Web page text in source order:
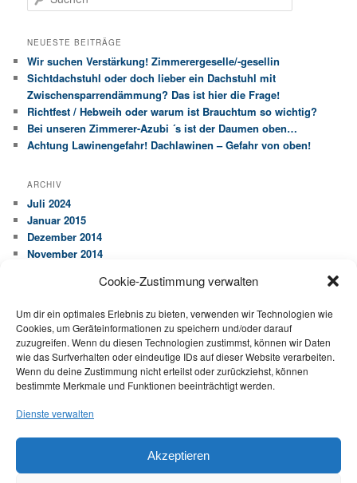
Cookie-Zustimmung verwalten
Um dir ein optimales Erlebnis zu bieten, verwenden wir Technologien wie
Cookies, um Geräteinformationen zu speichern und/oder darauf
zuzugreifen. Wenn du diesen Technologien zustimmst, können wir Daten
wie das Surfverhalten oder eindeutige IDs auf dieser Website verarbeiten.
Wenn du deine Zustimmung nicht erteilst oder zurückziehst, können
bestimmte Merkmale und Funktionen beeinträchtigt werden.
Dienste verwalten
Akzeptieren
u
h
n
NEUESTE BEITRÄGE
Wir suchen Verstärkung! Zimmerergeselle/-gesellin
Sichtdachstuhl oder doch lieber ein Dachstuhl mit
Zwischensparrendämmung? Das ist hier die Frage!
Richtfest / Hebweih oder warum ist Brauchtum so wichtig?
Bei unseren Zimmerer-Azubi ´s ist der Daumen oben…
Achtung Lawinengefahr! Dachlawinen – Gefahr von oben!
ARCHIV
Juli 2024
Januar 2015
Dezember 2014
November 2014
Allgemein
Ausbildung
Dachfläche
Dachstuhl
Ideen
Impressum|Datenschutz